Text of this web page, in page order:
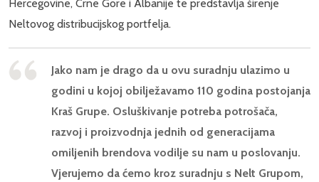
Hercegovine, Crne Gore i Albanije te predstavlja širenje
Neltovog distribucijskog portfelja.
Jako nam je drago da u ovu suradnju ulazimo u
godini u kojoj obilježavamo 110 godina postojanja
Kraš Grupe. Osluškivanje potreba potrošača,
razvoj i proizvodnja jednih od generacijama
omiljenih brendova vodilje su nam u poslovanju.
Vjerujemo da ćemo kroz suradnju s Nelt Grupom,